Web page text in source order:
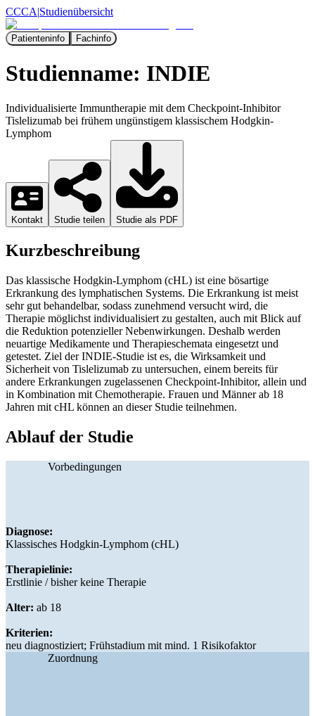
CCCA|Studienübersicht
Patienteninfo Fachinfo
Studienname: INDIE
Individualisierte Immuntherapie mit dem Checkpoint-Inhibitor
Tislelizumab bei frühem ungünstigem klassischem Hodgkin-
Lymphom
Kontakt Studie teilen Studie als PDF
Kurzbeschreibung
Das klassische Hodgkin-Lymphom (cHL) ist eine bösartige
Erkrankung des lymphatischen Systems. Die Erkrankung ist meist
sehr gut behandelbar, sodass zunehmend versucht wird, die
Therapie möglichst individualisiert zu gestalten, auch mit Blick auf
die Reduktion potenzieller Nebenwirkungen. Deshalb werden
neuartige Medikamente und Therapieschemata eingesetzt und
getestet. Ziel der INDIE-Studie ist es, die Wirksamkeit und
Sicherheit von Tislelizumab zu untersuchen, einem bereits für
andere Erkrankungen zugelassenen Checkpoint-Inhibitor, allein und
in Kombination mit Chemotherapie. Frauen und Männer ab 18
Jahren mit cHL können an dieser Studie teilnehmen.
Ablauf der Studie
Vorbedingungen
Diagnose:
Klassisches Hodgkin-Lymphom (cHL)
Therapielinie:
Erstlinie / bisher keine Therapie
Alter: ab 18
Kriterien:
neu diagnostiziert; Frühstadium mit mind. 1 Risikofaktor
Zuordnung